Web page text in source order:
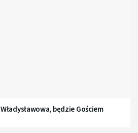
będzie Gościem